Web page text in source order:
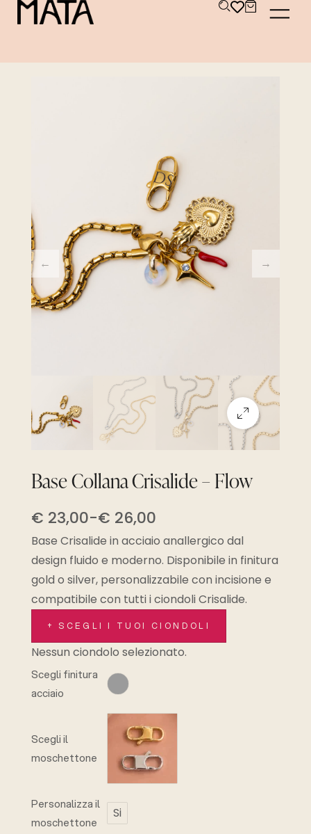
Base Collana Crisalide – Flow
€ 23,00-€ 26,00
Base Crisalide in acciaio anallergico dal
design fluido e moderno. Disponibile in finitura
gold o silver, personalizzabile con incisione e
compatibile con tutti i ciondoli Crisalide.
+ SCEGLI I TUOI CIONDOLI
Nessun ciondolo selezionato.
Scegli finitura
acciaio
Scegli il
moschettone
Personalizza il
moschettone
Si